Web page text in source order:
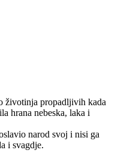
životinja propadljivih kada
hrana nebeska, laka i
narod svoj i nisi ga
i svagdje.